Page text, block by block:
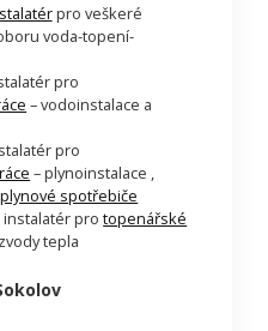
pro veškeré
voda-topení-
pro
– vodoinstalace a
pro
– plynoinstalace ,
plynové spotřebiče
instalatér protopenářské
tepla